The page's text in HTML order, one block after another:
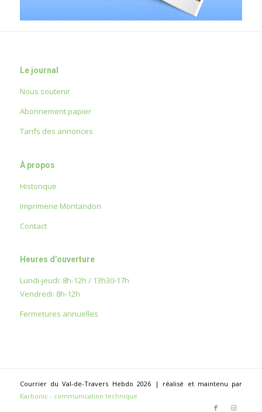
Le journal
Nous soutenir
Abonnement papier
Tarifs des annonces
À propos
Historique
Imprimerie Montandon
Contact
Heures d’ouverture
Lundi-jeudi: 8h-12h / 13h30-17h
Vendredi: 8h-12h
Fermetures annuelles
Courrier du Val-de-Travers Hebdo 2026 | réalisé et maintenu par
Karbonic - communication technique